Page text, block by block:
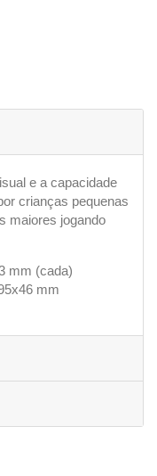
e a capacidade
crianças pequenas
maiores jogando
mm (cada)
mm